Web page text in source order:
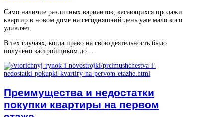
Само наличие различных вариантов, касающихся продажи
квартир в новом доме на сегодняшний день уже мало кого
удивляет.
В тех случаях, когда право на свою деятельность было
получено застройщиком до ...
Преимущества и недостатки
покупки квартиры на первом